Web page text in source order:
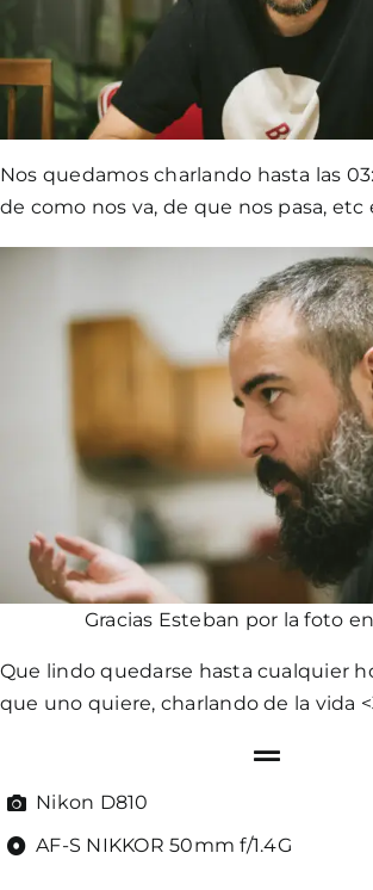
Nos quedamos charlando hasta las
de como nos va, de que nos pasa, etc
Gracias Esteban por la foto
Que lindo quedarse hasta cualquier
que uno quiere, charlando de la vida
Nikon D810
AF-S NIKKOR 50mm f/1.4G